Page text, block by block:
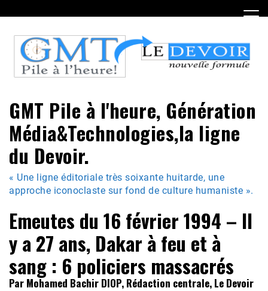
to
content
GMT Pile à l'heure, Génération
Média&Technologies,la ligne
du Devoir.
« Une ligne éditoriale très soixante huitarde, une
approche iconoclaste sur fond de culture humaniste ».
Emeutes du 16 février 1994 – Il
y a 27 ans, Dakar à feu et à
sang : 6 policiers massacrés
Par Mohamed Bachir DIOP, Rédaction centrale, Le Devoir